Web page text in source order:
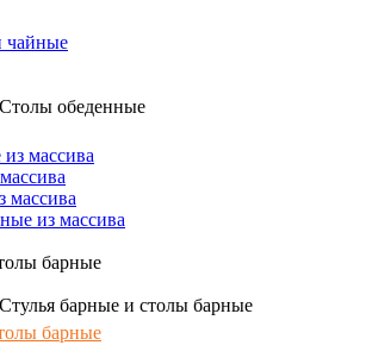
чайные
обеденные
массива
массива
из массива
барные
барные и столы барные
барные